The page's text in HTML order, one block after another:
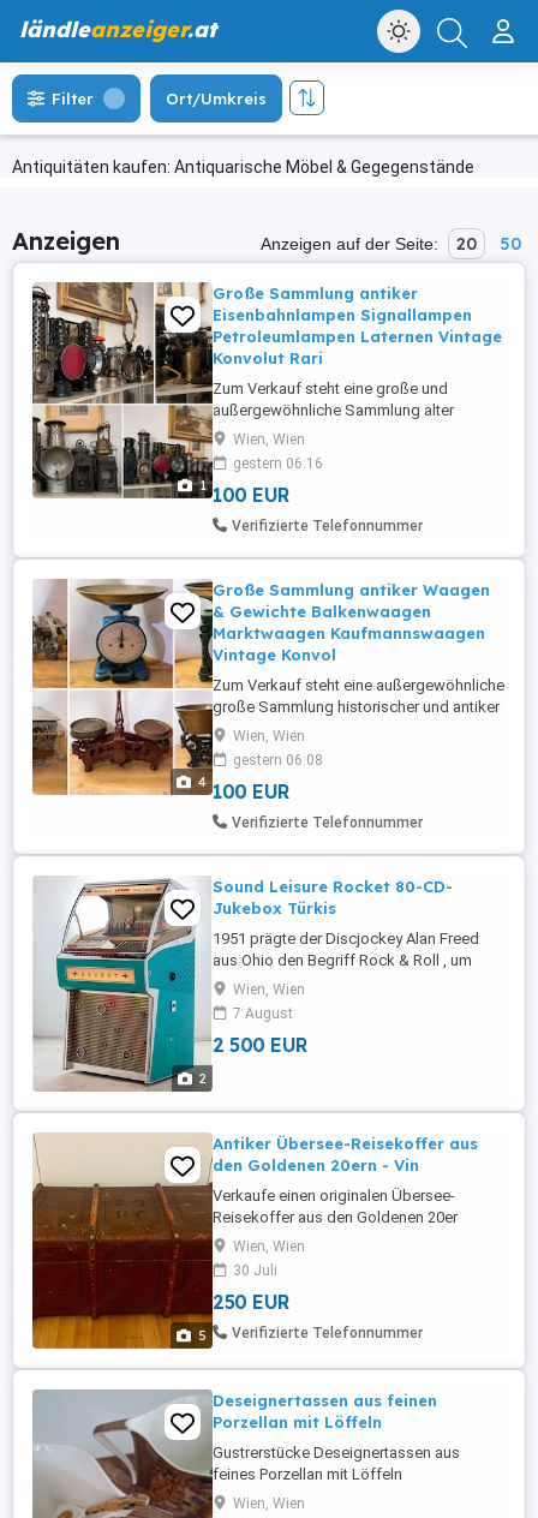
ländleanzeiger.at
Antiquitäten kaufen: Antiquarische Möbel & Gegegenstände
Filter Ort/Umkreis
Anzeigen Anzeigen auf der Seite: 20 50
1
Große Sammlung antiker
Eisenbahnlampen Signallampen
Petroleumlampen Laternen Vintage
Konvolut Rari
Zum Verkauf steht eine große und
außergewöhnliche Sammlung alter
Lampen, Laternen und historischer
Beleuchtungstechnik. Auf den Fotos
befinden sich zahlreiche unterschiedliche
Stücke, darunter große Eisenbahn- und
Signallaternen, historische Laternen mit
Petroleumlampen, ...
Wien, Wien
gestern 06:16
100 EUR
Verifizierte Telefonnummer
4
Große Sammlung antiker Waagen
& Gewichte Balkenwaagen
Marktwaagen Kaufmannswaagen
Vintage Konvol
Zum Verkauf steht eine außergewöhnliche
große Sammlung historischer und antiker
Waagen inklusive verschiedener
Gewichtssätze. Die Sammlung besteht
aus zahlreichen dekorativen und teilweise
sehr aufwendig gearbeiteten
Balkenwaagen, Kaufmannswaagen,
historischen Tischwaagen. Darunter ...
Wien, Wien
gestern 06:08
100 EUR
Verifizierte Telefonnummer
2
Sound Leisure Rocket 80-CD-
Jukebox Türkis
1951 prägte der Discjockey Alan Freed
aus Ohio den Begriff Rock & Roll , um
einen aufkommenden Musikstil zu
beschreiben, der Gospel, Rhythm Blues
und Country zu einem mitreißenden,
dynamischen Mix verschmolz. Im Laufe
weltweit ...
Wien, Wien
7 August
2 500 EUR
5
Antiker Übersee-Reisekoffer aus
den Goldenen 20ern - Vin
Verkaufe einen originalen Übersee-
Reisekoffer aus den Goldenen 20er
Jahren. Der Koffer ist ein
außergewöhnliches Stück mit viel
historischem Charme und eignet sich ideal
für Sammler, Vintage-Liebhaber oder als
besondere Deko- und Stauraumlösung.
ausgekleidet und ...
Wien, Wien
30 Juli
250 EUR
Verifizierte Telefonnummer
Deseignertassen aus feinen
Porzellan mit Löffeln
Gustrerstücke Deseignertassen aus
feines Porzellan mit Löffeln
Wien, Wien